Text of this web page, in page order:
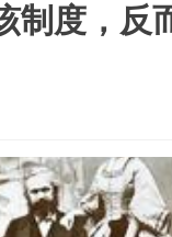
制度，反